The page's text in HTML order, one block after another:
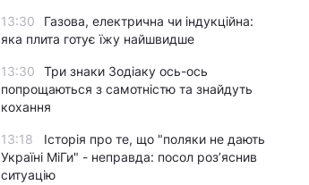
13:30
Газова, електрична чи індукційна:
яка плита готує їжу найшвидше
13:30
Три знаки Зодіаку ось-ось
попрощаються з самотністю та знайдуть
кохання
13:18
Історія про те, що "поляки не дають
Україні МіГи" - неправда: посол роз’яснив
ситуацію